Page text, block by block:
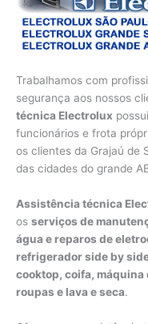
Trabalhamos com
segurança aos nossos
técnica Electrolux
funcionários e frota
os clientes da Grajaú de
das cidades do grande
Assistência técnica
os serviços de
água e reparos de
refrigerador side by
cooktop, coifa,
roupas e lava e seca.